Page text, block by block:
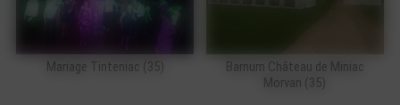
Mariage Tinteniac (35)
Barnum Château de Miniac
Morvan (35)